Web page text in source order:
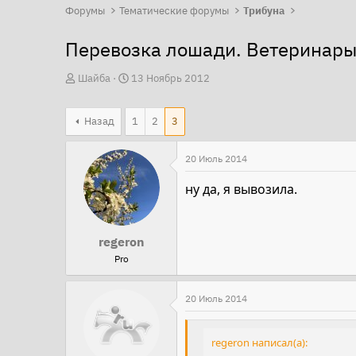
Форумы Тематические форумы Трибуна
Перевозка лошади.
А
о
Шайба
Д
т
а
н
а
ч
а
а
13 Ноябрь 2012
Назад 1 2 3
regeron
Pro
20 Июль 2014
ну да, я вывозила.
20 Июль 2014
regeron написал(а):